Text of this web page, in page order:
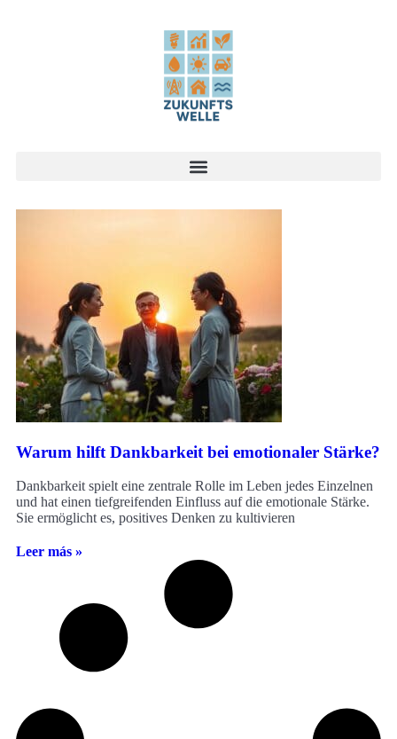
Warum hilft Dankbarkeit bei emotionaler Stärke?
Dankbarkeit spielt eine zentrale Rolle im Leben jedes Einzelnen
und hat einen tiefgreifenden Einfluss auf die emotionale Stärke.
Sie ermöglicht es, positives Denken zu kultivieren
Leer más »